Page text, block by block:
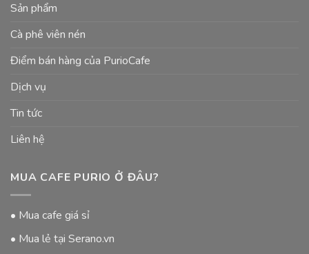
Sản phẩm
Cà phê viên nén
Điểm bán hàng của PurioCafe
Dịch vụ
Tin tức
Liên hệ
MUA CAFE PURIO Ở ĐÂU?
• Mua cafe giá sỉ
• Mua lẻ tại Serano.vn